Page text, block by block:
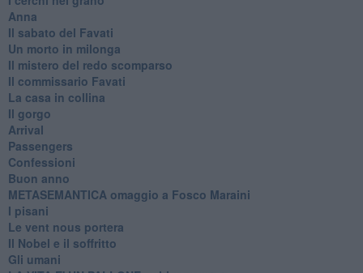
Anna
Il sabato del Favati
Un morto in milonga
Il mistero del redo scomparso
Il commissario Favati
La casa in collina
Il gorgo
Arrival
Passengers
Confessioni
Buon anno
METASEMANTICA omaggio a Fosco Maraini
I pisani
Le vent nous portera
Il Nobel e il soffritto
Gli umani